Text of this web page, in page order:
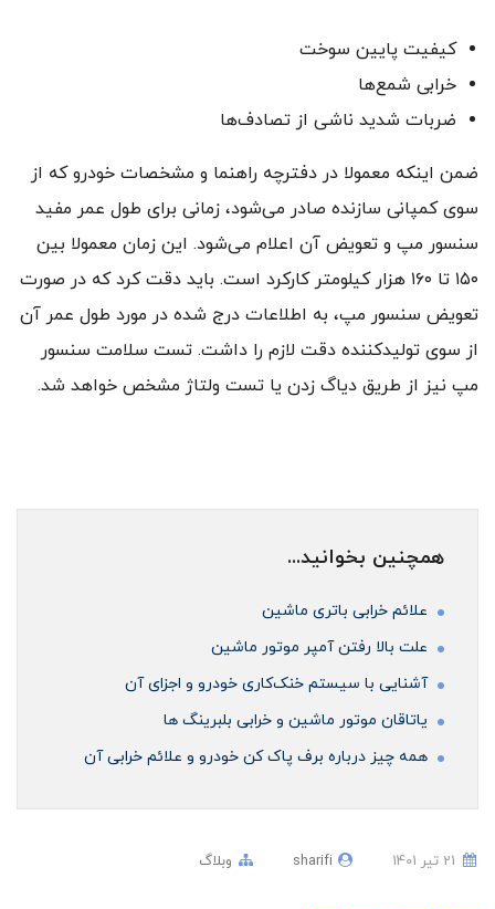
کیفیت پایین سوخت
خرابی شمع‌ها
ضربات شدید ناشی از تصادف‌ها
ضمن اینکه معمولا در دفترچه راهنما و مشخصات خودرو که از
سوی کمپانی سازنده صادر می‌شود، زمانی برای طول عمر مفید
سنسور مپ و تعویض آن اعلام می‌شود. این زمان معمولا بین
۱۵۰ تا ۱۶۰ هزار کیلومتر کارکرد است. باید دقت کرد که در صورت
تعویض سنسور مپ، به اطلاعات درج شده در مورد طول عمر آن
از سوی تولیدکننده دقت لازم را داشت. تست سلامت سنسور
مپ نیز از طریق دیاگ زدن یا تست ولتاژ مشخص خواهد شد.
همچنین بخوانید...
علائم خرابی باتری ماشین
علت بالا رفتن آمپر موتور ماشین
آشنایی با سیستم خنک‌کاری خودرو و اجزای آن
ياتاقان موتور ماشین و خرابی بلبرینگ ها
همه چیز درباره برف پاک کن خودرو و علائم خرابی آن
sharifi وبلاگ